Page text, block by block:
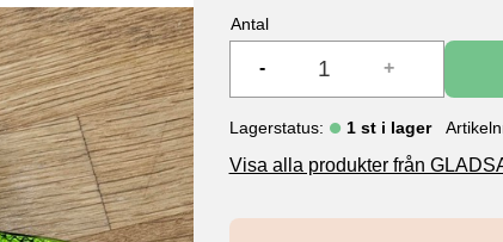
Antal
+
-
Lagerstatus 1 st i lager
Visa alla produkter från